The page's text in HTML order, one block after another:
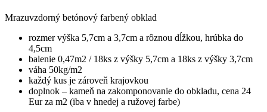
Mrazuvzdorný betónový farbený obklad
rozmer výška 5,7cm a 3,7cm a rôznou dĺžkou, hrúbka do
4,5cm
balenie 0,47m2 / 18ks z výšky 5,7cm a 18ks z výšky 3,7cm
váha 50kg/m2
každý kus je zároveň krajovkou
doplnok – kameň na zakomponovanie do obkladu, cena 24
Eur za m2 (iba v hnedej a ružovej farbe)